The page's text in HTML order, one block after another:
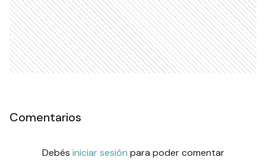
Comentarios
Debés iniciar sesión para poder comentar